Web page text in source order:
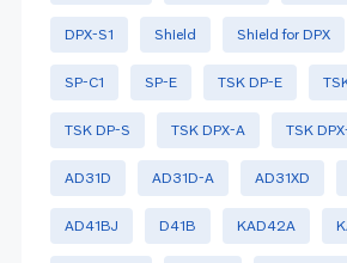
DPX-S1 Shield Shield for DPX
SP-C1 SP-E TSK DP-E
TSK DP-S TSK DPX-A TSK
AD31D AD31D-A AD31XD
AD41BJ D41B KAD42A